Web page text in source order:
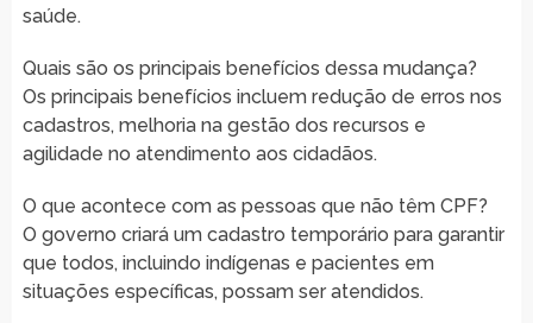
saúde.
Quais são os principais benefícios dessa mudança?
Os principais benefícios incluem redução de erros nos
cadastros, melhoria na gestão dos recursos e
agilidade no atendimento aos cidadãos.
O que acontece com as pessoas que não têm CPF?
O governo criará um cadastro temporário para garantir
que todos, incluindo indígenas e pacientes em
situações específicas, possam ser atendidos.